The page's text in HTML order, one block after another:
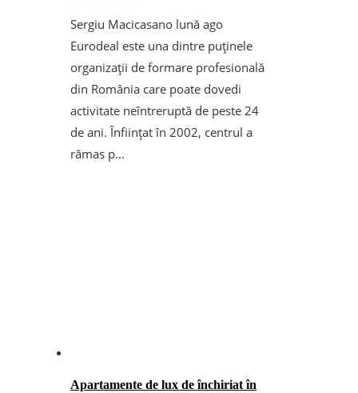
Sergiu Macicasano lună ago
Eurodeal este una dintre puținele
organizații de formare profesională
din România care poate dovedi
activitate neîntreruptă de peste 24
de ani. Înființat în 2002, centrul a
rămas p...
Apartamente de lux de închiriat în